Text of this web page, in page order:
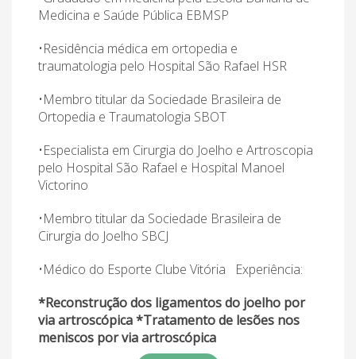
Medicina e Saúde Pública EBMSP
•Residência médica em ortopedia e
traumatologia pelo Hospital São Rafael HSR
•Membro titular da Sociedade Brasileira de
Ortopedia e Traumatologia SBOT
•Especialista em Cirurgia do Joelho e Artroscopia
pelo Hospital São Rafael e Hospital Manoel
Victorino
•Membro titular da Sociedade Brasileira de
Cirurgia do Joelho SBCJ
•Médico do Esporte Clube Vitória Experiência:
*Reconstrução dos ligamentos do joelho por
via artroscópica *Tratamento de lesões nos
meniscos por via artroscópica